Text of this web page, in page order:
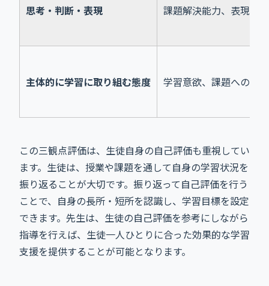
思考・判断・表現 課題解決能力、表現能力
主体的に学習に取り組む態度 学習意欲、課題への取
この三観点評価は、生徒自身の自己評価も重視してい
ます。生徒は、授業や課題を通して自身の学習状況を
振り返ることが大切です。振り返って自己評価を行う
ことで、自身の長所・短所を認識し、学習目標を設定
できます。先生は、生徒の自己評価を参考にしながら
指導を行えば、生徒一人ひとりに合った効果的な学習
支援を提供することが可能となります。